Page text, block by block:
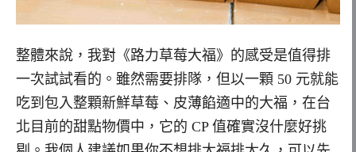
整體來說，我對《路力草莓大福》的感受是值得排
一次試試看的。雖然需要排隊，但以一顆 50 元就能
吃到包入整顆新鮮草莓、皮薄餡適中的大福，在台
北目前的甜點物價中，它的 CP 值確實沒什麼好挑